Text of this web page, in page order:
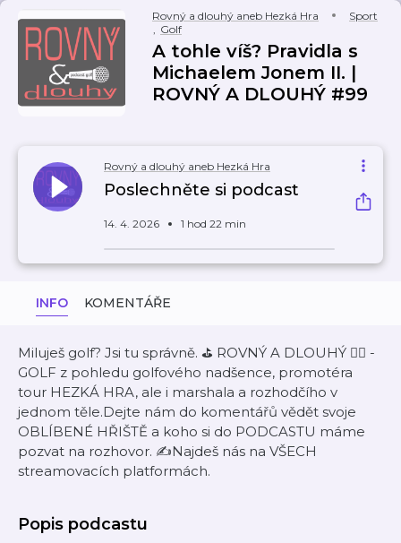
Rovný a dlouhý aneb Hezká Hra
Sport
, Golf
A tohle víš? Pravidla s
Michaelem Jonem II. |
ROVNÝ A DLOUHÝ #99
Rovný a dlouhý aneb Hezká Hra
Poslechněte si podcast
14. 4. 2026 1 hod 22 min
INFO KOMENTÁŘE
Miluješ golf? Jsi tu správně. ⛳ ROVNÝ A DLOUHÝ 🏌️‍♀️ -
GOLF z pohledu golfového nadšence, promotéra
tour HEZKÁ HRA, ale i marshala a rozhodčího v
jednom těle.Dejte nám do komentářů vědět svoje
OBLÍBENÉ HŘIŠTĚ a koho si do PODCASTU máme
pozvat na rozhovor. ✍️Najdeš nás na VŠECH
streamovacích platformách.
Popis podcastu